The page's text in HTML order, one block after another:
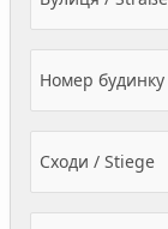
Номер
Сходи / Stiege